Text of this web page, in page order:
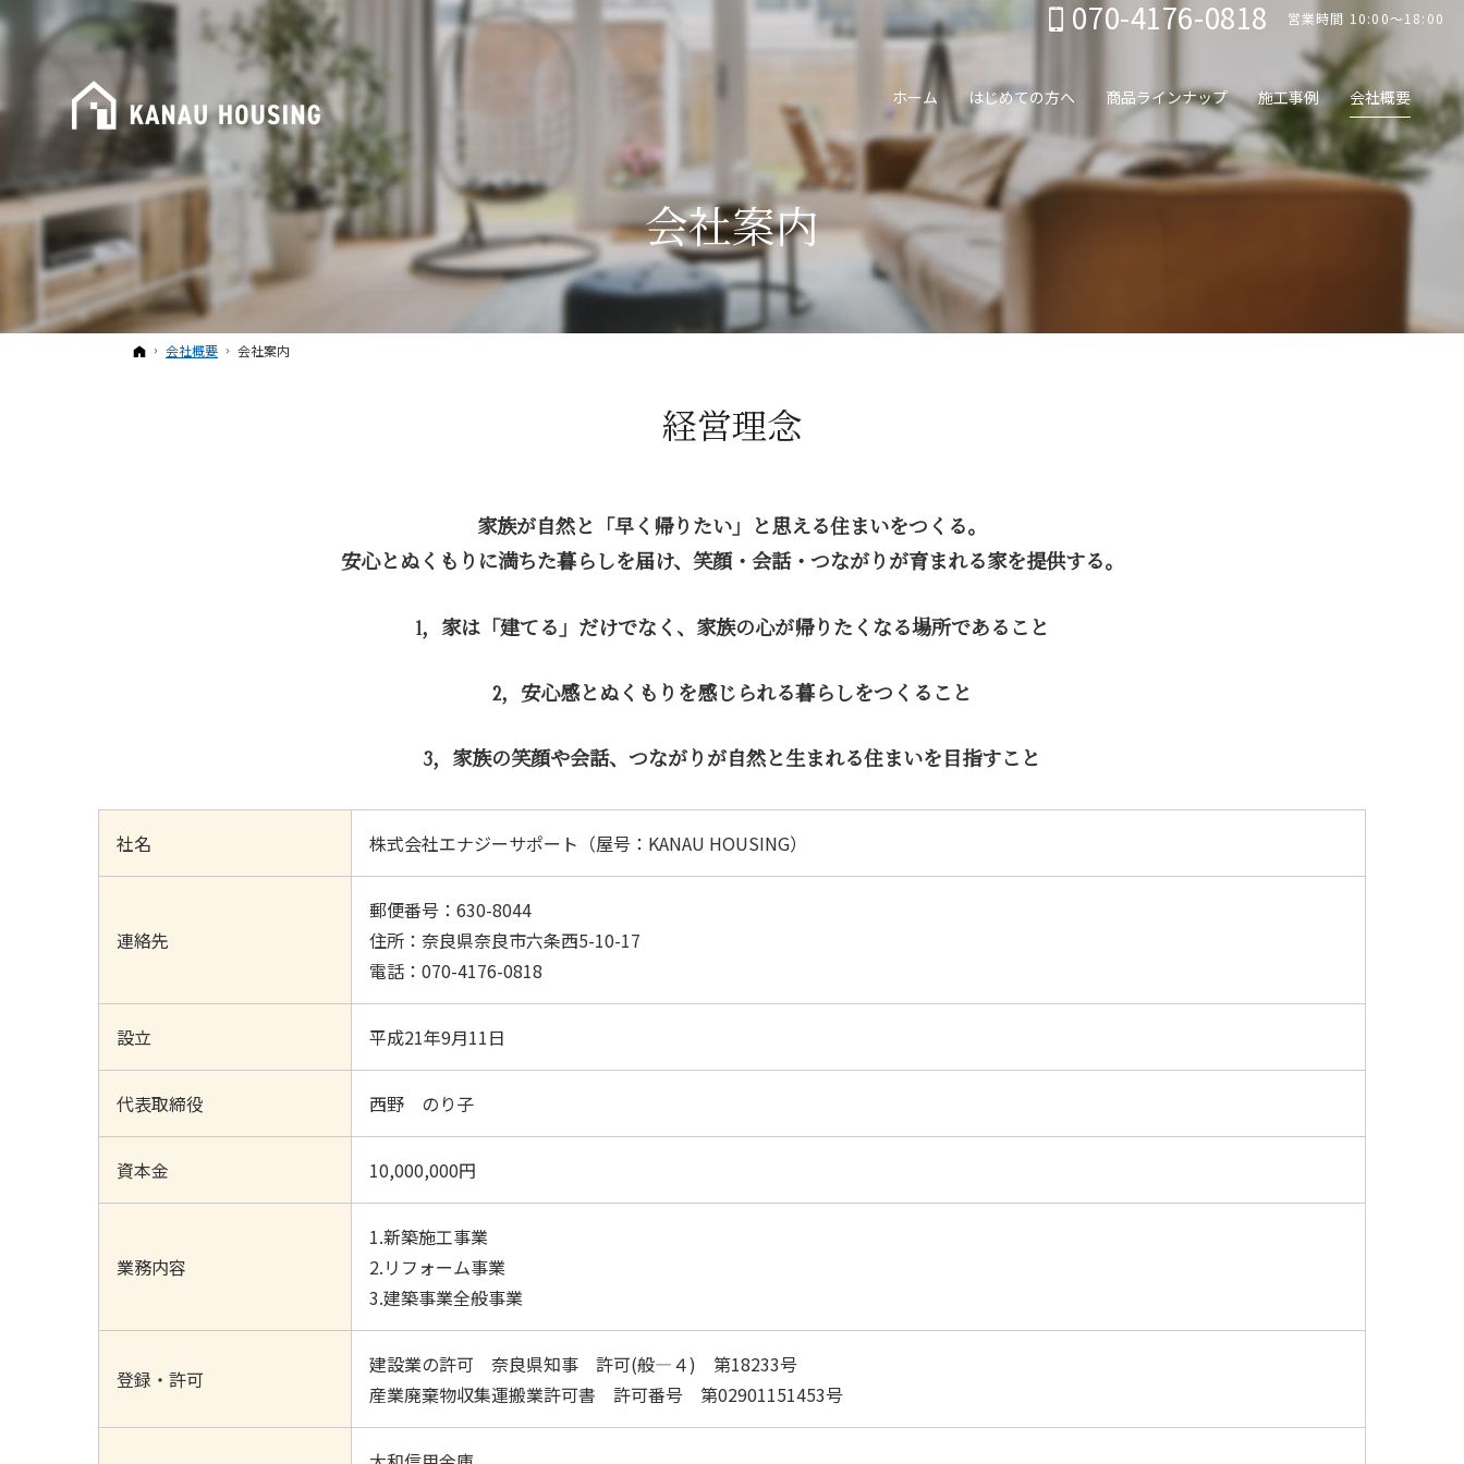
会社案内
ホーム
会社概要 会社案内
経営理念
家族が自然と「早く帰りたい」と思える住まいをつくる。
安心とぬくもりに満ちた暮らしを届け、 笑顔・会話・つながりが育まれる家を提供する。
1，家は「建てる」だけでなく、 家族の心が帰りたくなる場所であること
2，安心感とぬくもりを感じられる暮らしをつくること
3，家族の笑顔や会話、つながりが自然と生まれる住まいを目指すこと
社名 株式会社エナジーサポート（屋号：KANAU HOUSING）
連絡先
郵便番号：630-8044
住所：奈良県奈良市六条西5-10-17
電話：070-4176-0818
設立 平成21年9月11日
代表取締役 西野 のり子
資本金 10,000,000円
業務内容
1.新築施工事業
2.リフォーム事業
3.建築事業全般事業
登録・許可
建設業の許可 奈良県知事 許可(般―４) 第18233号
産業廃棄物収集運搬業許可書 許可番号 第02901151453号
ホーム はじめての方へ 商品ラインナップ 施工事例 会社概要
070-4176-0818 営業時間 10:00～18:00